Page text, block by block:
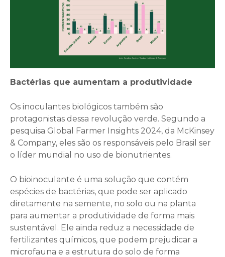
Bactérias que aumentam a produtividade
Os inoculantes biológicos também são
protagonistas dessa revolução verde. Segundo a
pesquisa Global Farmer Insights 2024, da McKinsey
& Company, eles são os responsáveis pelo Brasil ser
o líder mundial no uso de bionutrientes.
O bioinoculante é uma solução que contém
espécies de bactérias, que pode ser aplicado
diretamente na semente, no solo ou na planta
para aumentar a produtividade de forma mais
sustentável. Ele ainda reduz a necessidade de
fertilizantes químicos, que podem prejudicar a
microfauna e a estrutura do solo de forma